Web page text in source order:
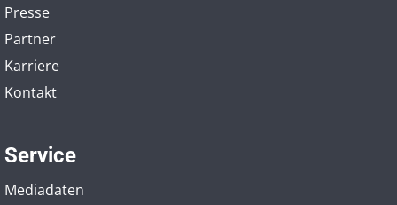
Presse
Partner
Karriere
Kontakt
Service
Mediadaten